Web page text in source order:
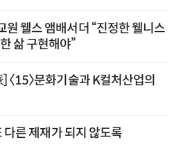
원 웰스 앰배서더 “진정한 웰니스
삶 구현해야”
〈15〉문화기술과 K컬처산업의
다른 제재가 되지 않도록